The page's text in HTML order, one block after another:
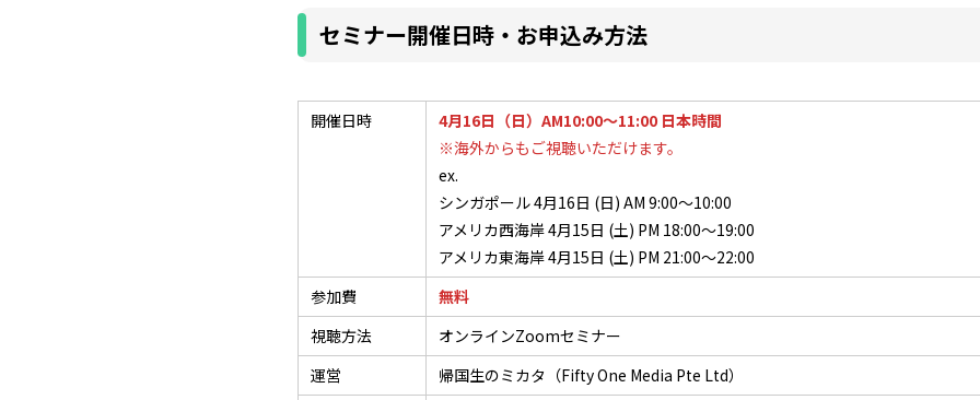
セミナー開催日時・お申込み方法
開催日時
4月16日（日）AM10:00～11:00 日本時間
※海外からもご視聴いただけます。
ex.
シンガポール 4月16日 (日) AM 9:00～10:00
アメリカ西海岸 4月15日 (土) PM 18:00～19:00
アメリカ東海岸 4月15日 (土) PM 21:00～22:00
参加費
無料
視聴方法
オンラインZoomセミナー
運営
帰国生のミカタ（Fifty One Media Pte Ltd）